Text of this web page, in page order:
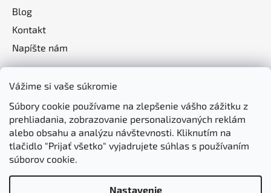
Vážime si vaše súkromie
Súbory cookie používame na zlepšenie vášho zážitku z
prehliadania, zobrazovanie personalizovaných reklám
alebo obsahu a analýzu návštevnosti. Kliknutím na
tlačidlo "Prijať všetko" vyjadrujete súhlas s používaním
súborov cookie.
Nastavenie
Blog
Kontakt
Napíšte nám